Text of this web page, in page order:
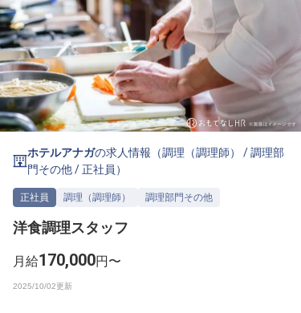
おもてなしHRについて
ご利用の流れ
よくある質問
ホテル・宿泊業界情報コラム
無料 転職サポートに申し込む
採用をお考えの企業様へ
ホテルアナガの求人情報（調理（調理師） /調理部
門その他/正社員 ）
正社員 調理（調理師） 調理部門その他
洋食調理スタッフ
月給170,000円〜